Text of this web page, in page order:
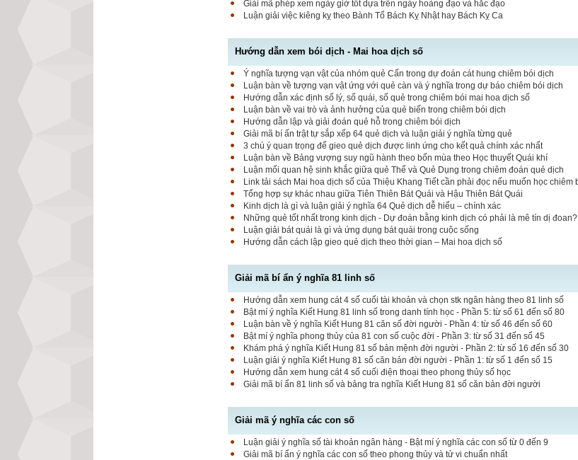
Giải mã phép xem ngày giờ tốt dựa trên ngày hoàng đạo và hắc đạo
Luận giải việc kiêng kỵ theo Bành Tổ Bách Kỵ Nhật hay Bách Kỵ Ca
Hướng dẫn xem bói dịch - Mai hoa dịch số
Ý nghĩa tượng vạn vật của nhóm quẻ Cấn trong dự đoán cát hung chiêm bói dịch
Luận bàn về tượng vạn vật ứng với quẻ càn và ý nghĩa trong dự báo chiêm bói dịch
Hướng dẫn xác định số lý, số quái, số quẻ trong chiêm bói mai hoa dịch số
Luận bàn về vai trò và ảnh hưởng của quẻ biến trong chiêm bói dịch
Hướng dẫn lập và giải đoán quẻ hỗ trong chiêm bói dịch
Giải mã bí ấn trật tự sắp xếp 64 quẻ dịch và luận giải ý nghĩa từng quẻ
3 chú ý quan trọng để gieo quẻ dịch được linh ứng cho kết quả chính xác nhất
Luận bàn về Bảng vượng suy ngũ hành theo bốn mùa theo Học thuyết Quái khí
Luận mối quan hệ sinh khắc giữa quẻ Thể và Quẻ Dụng trong chiêm đoán quẻ dịch
Link tải sách Mai hoa dịch số của Thiệu Khang Tiết cần phải đọc nếu muốn học chiêm
Tổng hợp sự khác nhau giữa Tiên Thiên Bát Quái và Hậu Thiên Bát Quái
Kinh dịch là gì và luận giải ý nghĩa 64 Quẻ dịch dễ hiểu – chính xác
Những quẻ tốt nhất trong kinh dịch - Dự đoán bằng kinh dịch có phải là mê tín dị đoan?
Luận giải bát quái là gì và ứng dụng bát quái trong cuộc sống
Hướng dẫn cách lập gieo quẻ dịch theo thời gian – Mai hoa dịch số
Giải mã bí ẩn ý nghĩa 81 linh số
Hướng dẫn xem hung cát 4 số cuối tài khoản và chọn stk ngân hàng theo 81 linh số
Bật mí ý nghĩa Kiết Hung 81 linh số trong danh tính học - Phần 5: từ số 61 đến số 80
Luận bàn về ý nghĩa Kiết Hung 81 căn số đời người - Phần 4: từ số 46 đến số 60
Bật mí ý nghĩa phong thủy của 81 con số cuộc đời - Phần 3: từ số 31 đến số 45
Khám phá ý nghĩa Kiết Hung 81 số bản mệnh đời người - Phần 2: từ số 16 đến số 30
Luận giải ý nghĩa Kiết Hung 81 số căn bản đời người - Phần 1: từ số 1 đến số 15
Hướng dẫn xem hung cát 4 số cuối điện thoại theo phong thủy số học
Giải mã bí ẩn 81 linh số và bảng tra nghĩa Kiết Hung 81 số căn bản đời người
Giải mã ý nghĩa các con số
Luận giải ý nghĩa số tài khoản ngân hàng - Bật mí ý nghĩa các con số từ 0 đến 9
Giải mã bí ẩn ý nghĩa các con số theo phong thủy và tử vi chuẩn nhất